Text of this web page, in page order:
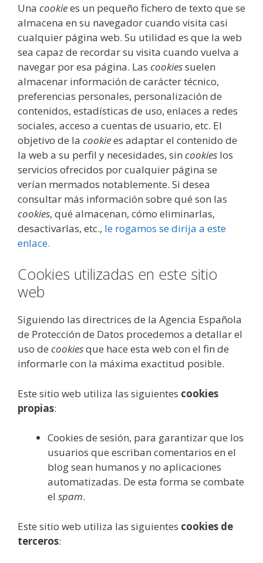
Una cookiees un pequeño fichero de texto que se
almacena en su navegador cuando visita casi
cualquier página web. Su utilidad es que la web
sea capaz de recordar su visita cuando vuelva a
navegar por esa página. Las cookiessuelen
almacenar información de carácter técnico,
preferencias personales, personalización de
contenidos, estadísticas de uso, enlaces a redes
sociales, acceso a cuentas de usuario, etc. El
objetivo de la cookiees adaptar el contenido de
la web a su perfil y necesidades, sin cookies los
servicios ofrecidos por cualquier página se
verían mermados notablemente. Si desea
consultar más información sobre qué son las
cookies, qué almacenan, cómo eliminarlas,
desactivarlas, etc., le rogamos se dirija a este
enlace.
Cookies utilizadas en este sitio
web
Siguiendo las directrices de la Agencia Española
de Protección de Datos procedemos a detallar el
uso de cookiesque hace esta web con el fin de
informarle con la máxima exactitud posible.
Este sitio web utiliza las siguientes cookies
propias:
Cookies de sesión, para garantizar que los
usuarios que escriban comentarios en el
blog sean humanos y no aplicaciones
automatizadas. De esta forma se combate
el spam.
Este sitio web utiliza las siguientes cookies de
terceros: